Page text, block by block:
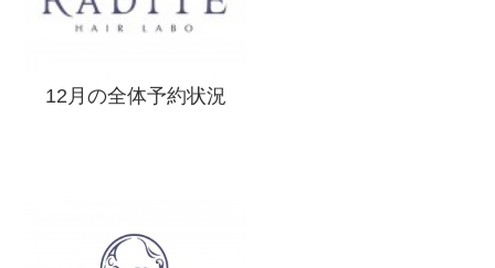
12月の全体予約状況